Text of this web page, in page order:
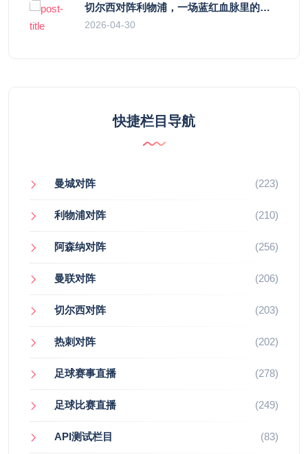
切尔西对阵利物浦，一场蓝红血脉里的恩怨与忠诚
2026-04-30
快捷栏目导航
曼城对阵 (223)
利物浦对阵 (210)
阿森纳对阵 (256)
曼联对阵 (206)
切尔西对阵 (203)
热刺对阵 (202)
足球赛事直播 (278)
足球比赛直播 (249)
API测试栏目 (83)